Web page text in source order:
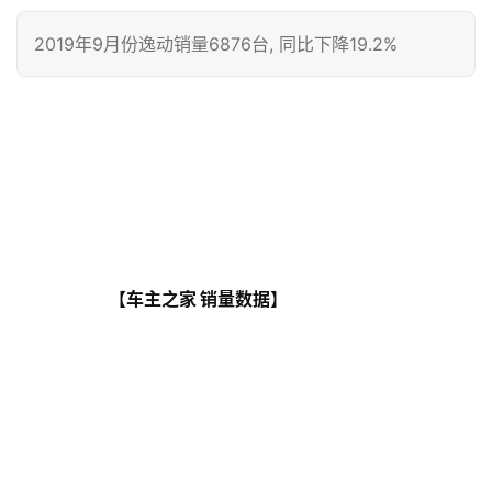
2019年9月份逸动销量6876台, 同比下降19.2%
                            【车主之家 销量数据】